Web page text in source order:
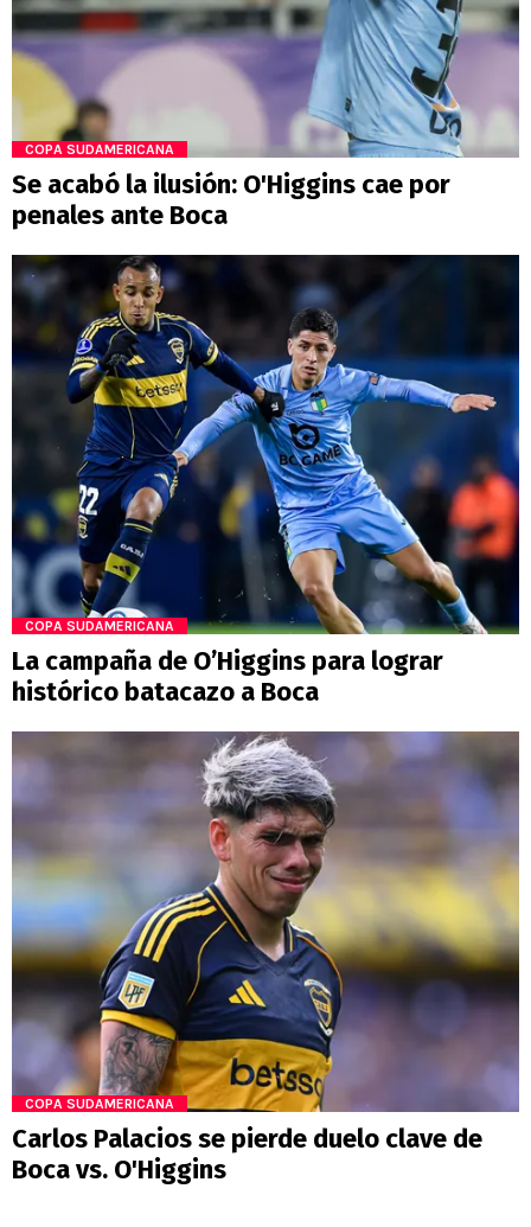
COPA SUDAMERICANA
Se acabó la ilusión: O'Higgins cae por
penales ante Boca
COPA SUDAMERICANA
La campaña de O’Higgins para lograr
histórico batacazo a Boca
COPA SUDAMERICANA
Carlos Palacios se pierde duelo clave de
Boca vs. O'Higgins